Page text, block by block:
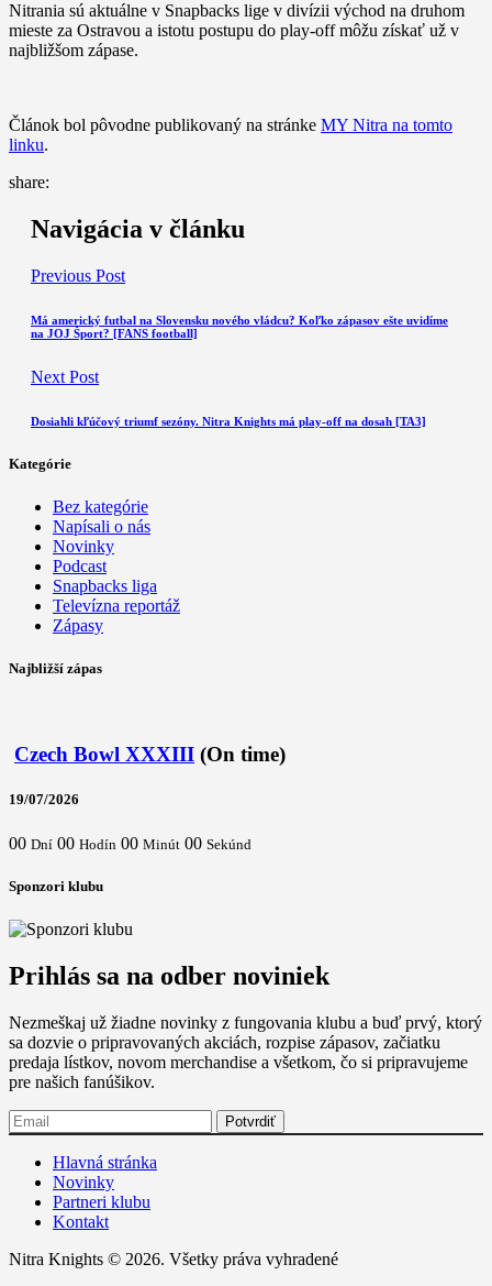
Nitrania sú aktuálne v Snapbacks lige v divízii východ na druhom
mieste za Ostravou a istotu postupu do play-off môžu získať už v
najbližšom zápase.
Článok bol pôvodne publikovaný na stránke MY Nitra na tomto
linku.
share:
Navigácia v článku
Previous Post
Má americký futbal na Slovensku nového vládcu? Koľko zápasov ešte uvidíme
na JOJ Šport? [FANS football]
Next Post
Dosiahli kľúčový triumf sezóny. Nitra Knights má play-off na dosah [TA3]
Kategórie
Bez kategórie
Napísali o nás
Novinky
Podcast
Snapbacks liga
Televízna reportáž
Zápasy
Najbližší zápas
Czech Bowl XXXIII (On time)
19/07/2026
00 Dní 00 Hodín 00 Minút 00 Sekúnd
Sponzori klubu
Prihlás sa na odber noviniek
Nezmeškaj už žiadne novinky z fungovania klubu a buď prvý, ktorý
sa dozvie o pripravovaných akciách, rozpise zápasov, začiatku
predaja lístkov, novom merchandise a všetkom, čo si pripravujeme
pre našich fanúšikov.
Hlavná stránka
Novinky
Partneri klubu
Kontakt
Nitra Knights © 2026. Všetky práva vyhradené